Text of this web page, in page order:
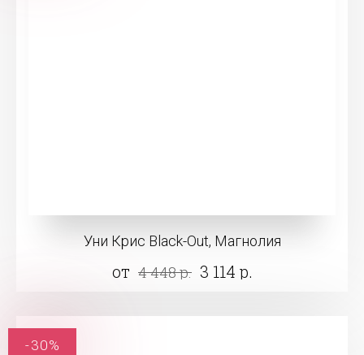
Уни Крис Black-Out, Магнолия
от 4 448 р. 3 114 р.
-30%